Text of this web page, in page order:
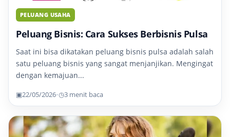
PELUANG USAHA
Peluang Bisnis: Cara Sukses Berbisnis Pulsa
Saat ini bisa dikatakan peluang bisnis pulsa adalah salah
satu peluang bisnis yang sangat menjanjikan. Mengingat
dengan kemajuan...
▣22/05/2026•◷3 menit baca